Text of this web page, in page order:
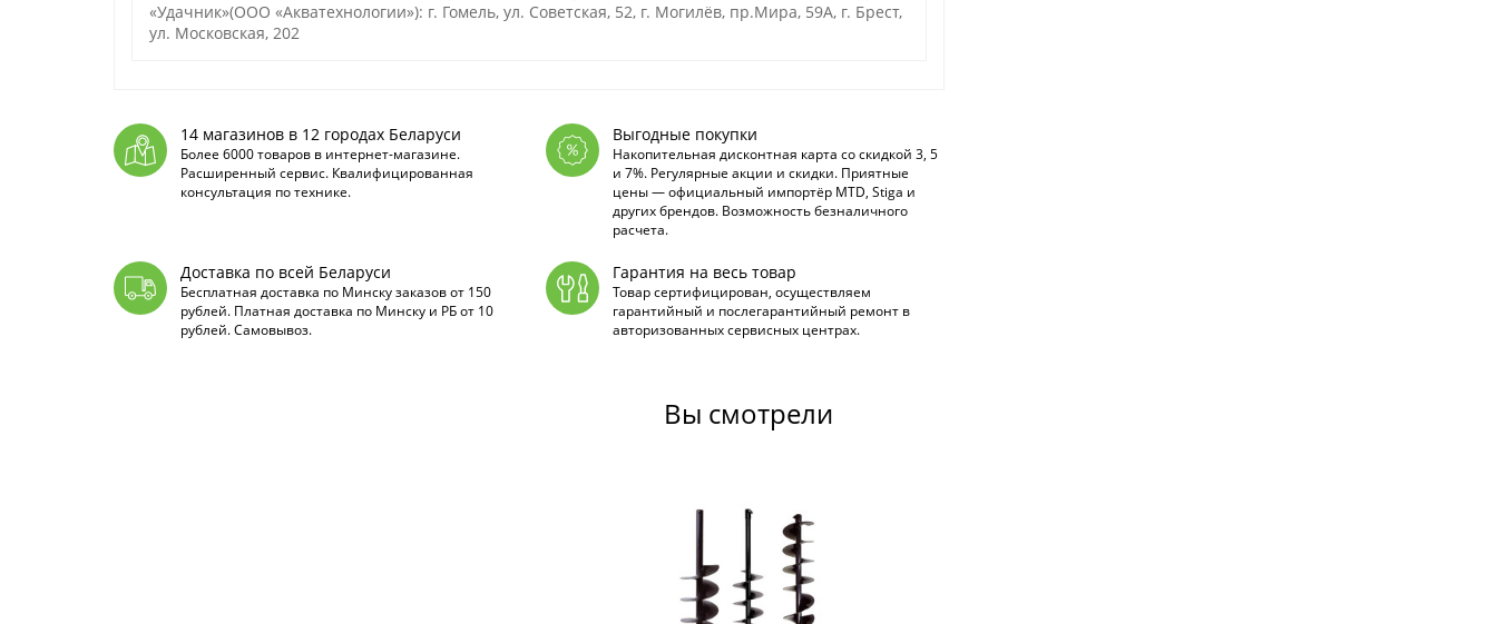
«Удачник»(ООО «Акватехнологии»): г. Гомель, ул. Советская, 52, г. Могилёв, пр.Мира, 59А, г. Брест,
ул. Московская, 202
14 магазинов в 12 городах Беларуси
Более 6000 товаров в интернет-магазине.
Расширенный сервис. Квалифицированная
консультация по технике.
Выгодные покупки
Накопительная дисконтная карта со скидкой 3, 5
и 7%. Регулярные акции и скидки. Приятные
цены — официальный импортёр MTD, Stiga и
других брендов. Возможность безналичного
расчета.
Доставка по всей Беларуси
Бесплатная доставка по Минску заказов от 150
рублей. Платная доставка по Минску и РБ от 10
рублей. Самовывоз.
Гарантия на весь товар
Товар сертифицирован, осуществляем
гарантийный и послегарантийный ремонт в
авторизованных сервисных центрах.
Вы смотрели